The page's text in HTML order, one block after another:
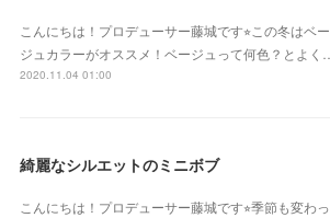
こんにちは！プロデューサー藤城です⭐︎この冬はベー
ジュカラーがオススメ！ベージュって何色？とよく…
2020.11.04 01:00
綺麗なシルエットのミニボブ
こんにちは！プロデューサー藤城です⭐︎季節も変わっ